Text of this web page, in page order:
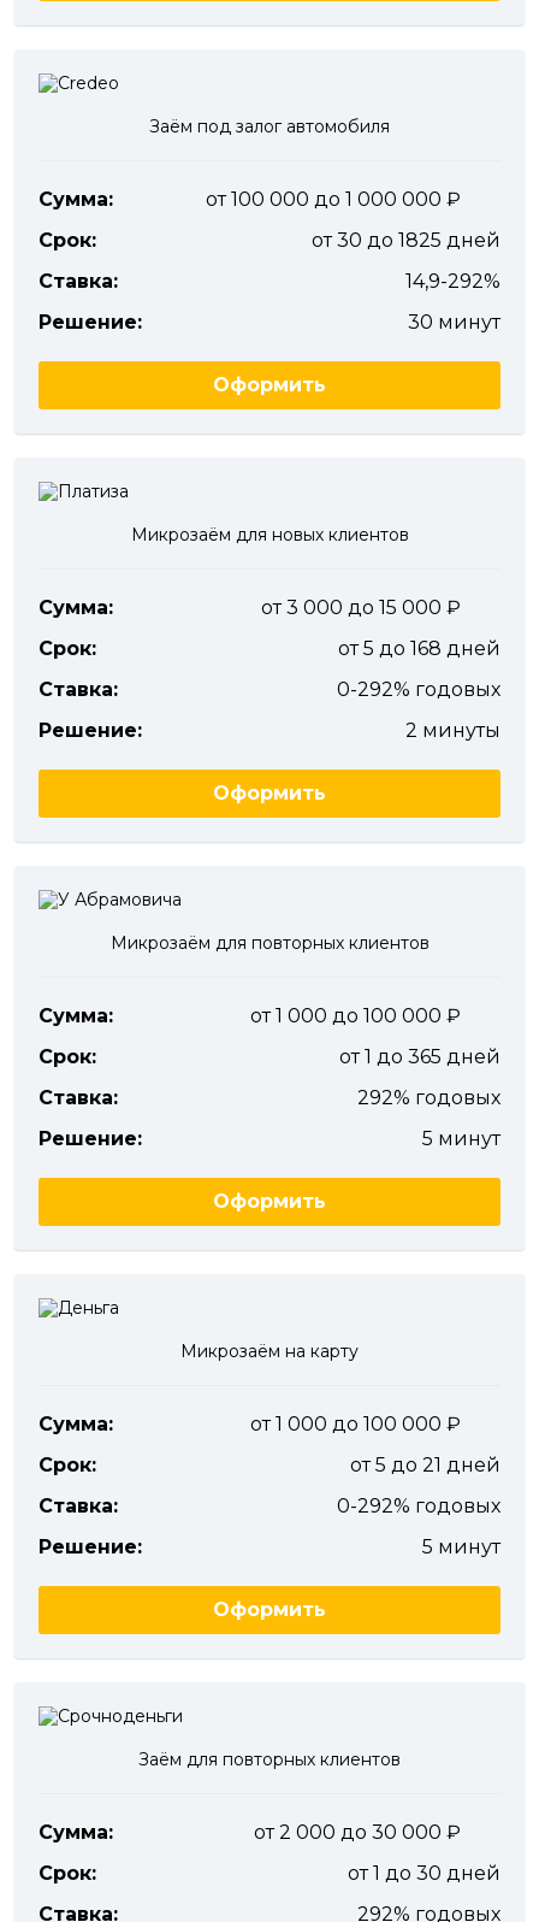
Заём под залог автомобиля
Сумма:
от 100 000 до 1 000 000
Срок:
от 30 до 1825 дней
Ставка:
14,9-292%
Решение:
30 минут
Оформить
Микрозаём для новых клиентов
Сумма:
от 3 000 до 15 000
Срок:
от 5 до 168 дней
Ставка:
0-292% годовых
Решение:
2 минуты
Оформить
Микрозаём для повторных клиентов
Сумма:
от 1 000 до 100 000
Срок:
от 1 до 365 дней
Ставка:
292% годовых
Решение:
5 минут
Оформить
Микрозаём на карту
Сумма:
от 1 000 до 100 000
Срок:
от 5 до 21 дней
Ставка:
0-292% годовых
Решение:
5 минут
Оформить
Заём для повторных клиентов
Сумма:
от 2 000 до 30 000
Срок:
от 1 до 30 дней
Ставка:
292% годовых